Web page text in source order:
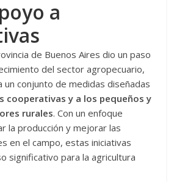
a
de Buenos Aires dio un paso
del sector agropecuario,
un conjunto de medidas diseñadas
cooperativas y a los pequeños y
rurales. Con un enfoque
la producción y mejorar las
en el campo, estas iniciativas
significativo para la agricultura